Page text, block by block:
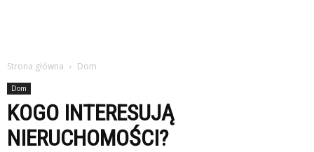
Strona główna Dom
Dom
KOGO INTERESUJĄ
NIERUCHOMOŚCI?